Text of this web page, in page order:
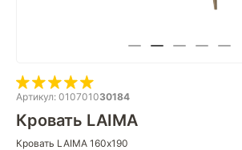
Артикул: 010701030184
Кровать LAIMA
Кровать LAIMA 160х190